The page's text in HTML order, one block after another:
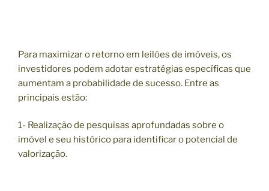
Para maximizar o retorno em leilões de imóveis, os
investidores podem adotar estratégias específicas que
aumentam a probabilidade de sucesso. Entre as
principais estão:
1- Realização de pesquisas aprofundadas sobre o
imóvel e seu histórico para identificar o potencial de
valorização.